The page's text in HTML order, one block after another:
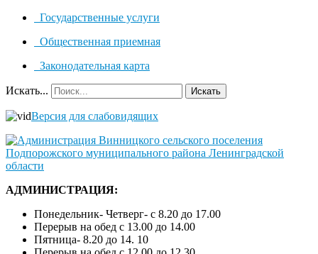
Государственные услуги
Общественная приемная
Законодательная карта
Искать... Искать
Версия для слабовидящих
АДМИНИСТРАЦИЯ:
Понедельник- Четверг- с 8.20 до 17.00
Перерыв на обед с 13.00 до 14.00
Пятница- 8.20 до 14. 10